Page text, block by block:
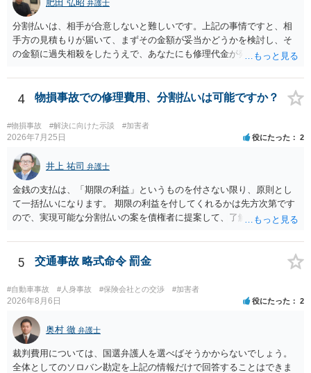
肥田 弘昭 弁護士
分割払いは、相手が合意しないと難しいです。上記の事情ですと、相
手方の見積もりが届いて、まずその金額が妥当かどうかを検討し、そ
の金額に過失相殺をしたうえで、あなたにも修理代金が発生している
分割払いにしたいとの示談案を提案するのが良いかと思います。威圧
されるのであれば、斡旋、仲裁、民事調停を利用しては如何でしょう
4 物損事故での修理費用、分割払いは可能ですか？
#物損事故 #解決に向けた示談 #加害者
2026年7月25日 役にたった 2
井上 祐司 弁護士
金銭の支払は、「期限の利益」というものを付さない限り、原則とし
て一括払いになります。 期限の利益を付してくれるかは先方次第です
ので、実現可能な分割払いの案を債権者に提案して、了解してもらえ
5 交通事故 略式命令 罰金
#自動車事故 #人身事故 #保険会社との交渉 #加害者
2026年8月6日 役にたった 2
奥村 徹 弁護士
裁判費用については、国選弁護人を選べばそうかからないでしょう。
全体としてのソロバン勘定を上記の情報だけで回答することはできま